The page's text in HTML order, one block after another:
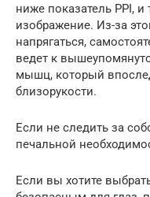
ниже показатель PPI,
изображение. Из-за
напрягаться,
ведет к
мышц, который
близорукости.
Если не следить за
печальной
Если вы хотите